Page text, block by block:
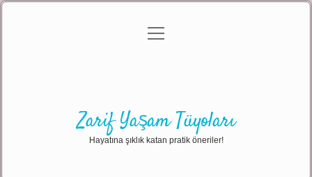
Gizlilik Politikası
menüyü
Zarif Yaşam Tüyoları
Hayatına şıklık katan pratik öneriler!